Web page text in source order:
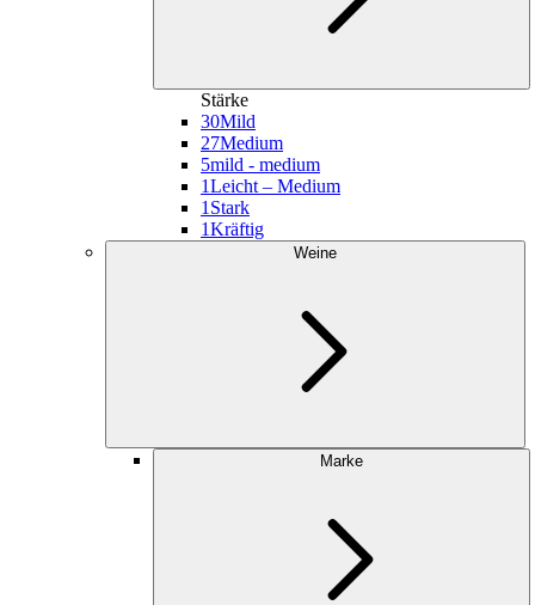
Stärke
30Mild
27Medium
5mild - medium
1Leicht – Medium
1 Stark
1Kräftig
Weine
Marke